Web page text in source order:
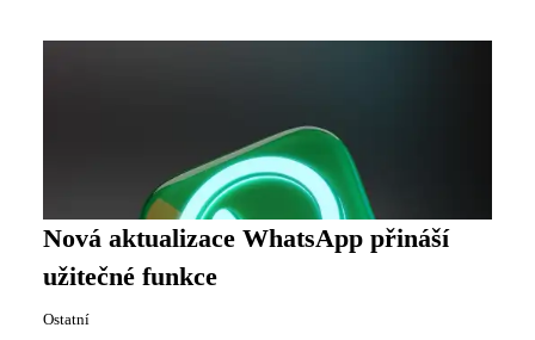
Nová aktualizace WhatsApp přináší
užitečné funkce
Ostatní